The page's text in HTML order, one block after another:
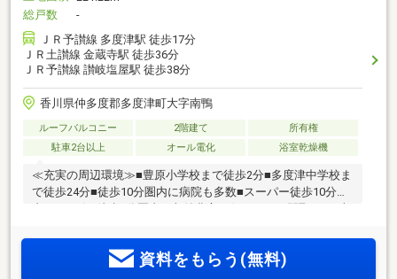
総戸数
-
ＪＲ予讃線 多度津駅 徒歩17分
ＪＲ土讃線 金蔵寺駅 徒歩36分
ＪＲ予讃線 讃岐塩屋駅 徒歩38分
香川県仲多度郡多度津町大字南鴨
ルーフバルコニー 2階建て
所有権
駐車2台以上
オール電化 浴室乾燥機
≪充実の周辺環境≫■豊原小学校まで徒歩2分■多度津中学校ま
で徒歩24分■徒歩10分圏内に病院も多数■スーパー徒歩10分圏
付■雨でも安心のインナーバルコニー≪安心の住宅性能≫■高
断熱×耐震等級3×低価格の新築住宅!■住宅性能表示制度7項目
資料をもらう(無料)